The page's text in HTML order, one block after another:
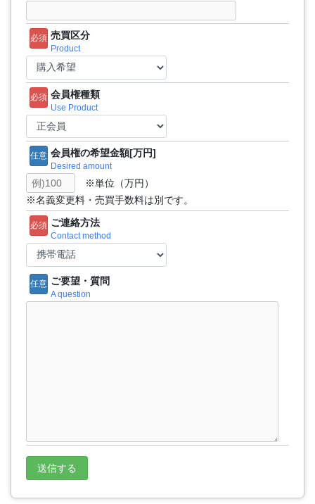
必須 売買区分
Product
必須 会員権種類
Use Product
任意 会員権の希望金額[万円]
Desired amount
※単位（万円）
※名義変更料・売買手数料は別です。
必須 ご連絡方法
Contact method
任意 ご要望・質問
A question